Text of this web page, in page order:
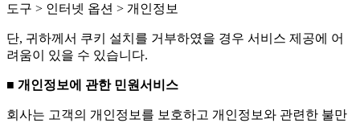
도구 > 인터넷 옵션 > 개인정보
단, 귀하께서 쿠키 설치를 거부하였을 경우 서비스 제공에 어
려움이 있을 수 있습니다.
■ 개인정보에 관한 민원서비스
회사는 고객의 개인정보를 보호하고 개인정보와 관련한 불만